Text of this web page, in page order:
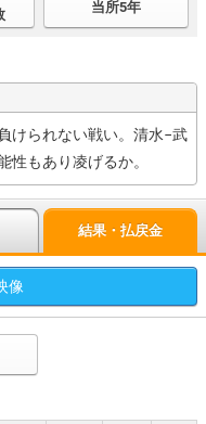
当所5年
けられない戦い。清水−武
性もあり凌げるか。
結果・払戻金
像